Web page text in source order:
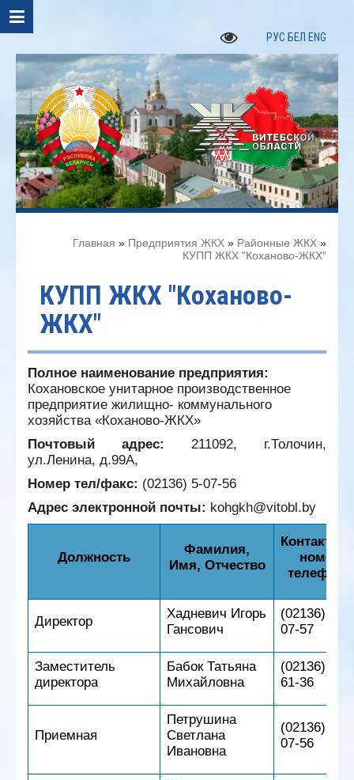
РУС БЕЛ ENG
Главная » Предприятия ЖКХ » Районные ЖКХ »
КУПП ЖКХ "Коханово-ЖКХ"
КУПП ЖКХ "Коханово-
ЖКХ"
Полное наименование предприятия:
Кохановское унитарное производственное
предприятие жилищно- коммунального
хозяйства «Коханово-ЖКХ»
Почтовый адрес:
211092, г.Толочин,
ул.Ленина, д.99А,
Номер тел/факс: (02136) 5-07-56
Адрес электронной почты: kohgkh@vitobl.by
Должность
Фамилия,
Имя, Отчество
номер
телефона
Директор
Хадневич Игорь
Гансович
(02136) 5-
07-57
Заместитель
директора
Бабок Татьяна
Михайловна
(02136) 5-
61-36
Приемная
Петрушина
Светлана
Ивановна
(02136) 5-
07-56